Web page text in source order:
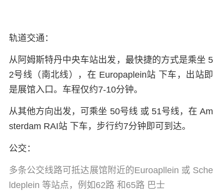
轨道交通：
从阿姆斯特丹中央车站出发，最快捷的方式是乘坐 5
2号线（南北线），在 Europaplein站 下车，出站即
是展馆入口。车程仅约7-10分钟。
从其他方向出发，可乘坐 50号线 或 51号线，在 Am
sterdam RAI站 下车，步行约7分钟即可到达。
公交：
多条公交线路可抵达展馆附近的Euroapllein 或 Sche
ldeplein 等站点，例如62路 和65路 巴士